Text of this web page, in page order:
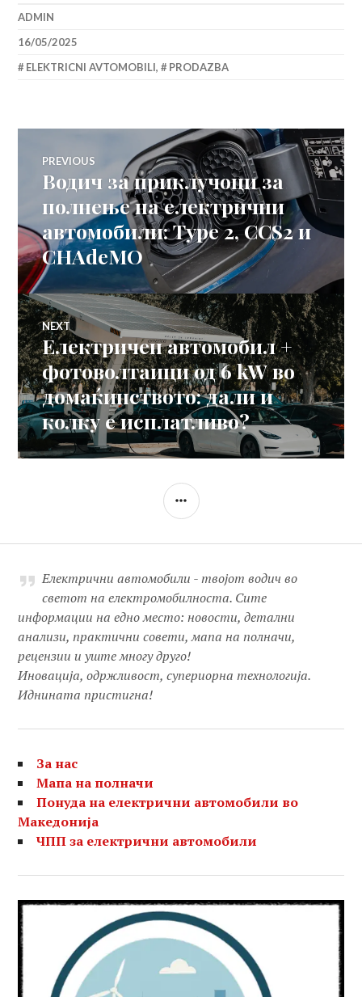
ADMIN
16/05/2025
ELEKTRICNI AVTOMOBILI, PRODAZBA
Навигација
на
напис
PREVIOUS
Previous
post:
Водич за приклучоци за
полнење на електрични
автомобили: Type 2, CCS2 и
CHAdeMO
NEXT
Next
post:
Електричен автомобил +
фотоволтаици од 6 kW во
домаќинството: дали и
колку е исплатливо?
SIDEBAR
Електрични автомобили - твојот водич во
светот на електромобилноста. Сите
информации на едно место: новости, детални
анализи, практични совети, мапа на полначи,
рецензии и уште многу друго!
Иновација, одржливост, супериорна технологија.
Иднината пристигна!
За нас
Мапа на полначи
Понуда на електрични автомобили во
Македонија
ЧПП за електрични автомобили